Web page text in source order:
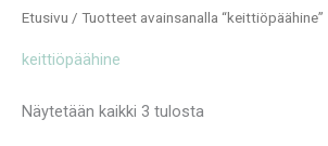
Etusivu / Tuotteet avainsanalla “keittiöpäähine”
keittiöpäähine
Näytetään kaikki 3 tulosta